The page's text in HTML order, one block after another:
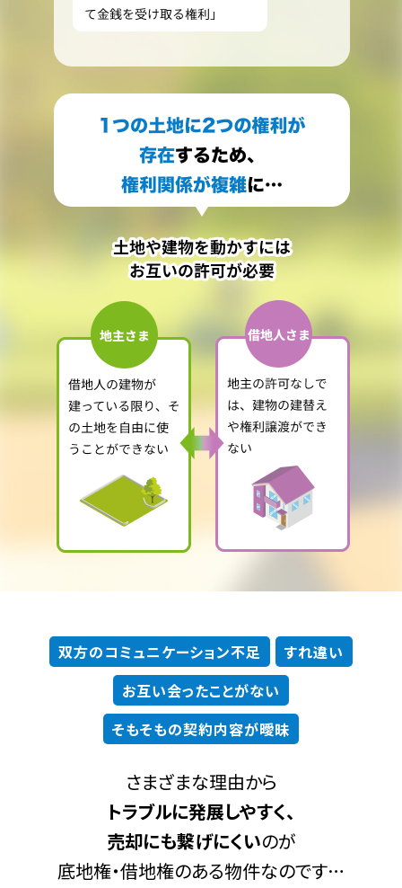
双方のコミュニケーション不足
すれ違い
お互い会ったことがない
そもそもの契約内容が曖昧
さまざまな理由から
トラブルに発展しやすく、
売却にも繋げにくいのが
底地権・借地権のある物件なのです…